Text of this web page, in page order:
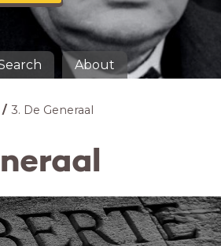
About
3. De Generaal